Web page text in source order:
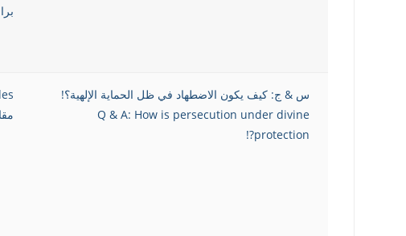
س & ج: كيف يكون الاضطهاد في ظل الحماية الإلهية؟!
Q & A: How is persecution under divine
protection?!